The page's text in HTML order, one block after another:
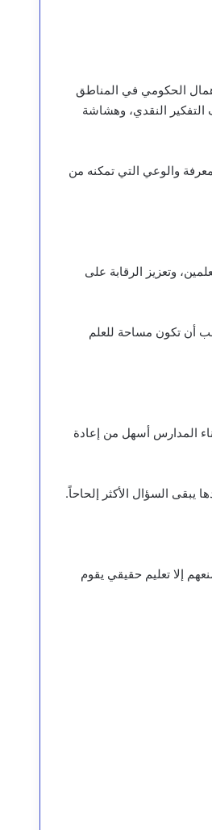
الحكومي في المناطق
التفكير النقدي، وهشاشة
والوعي التي تمكنه من
وتعزيز الرقابة على
أن تكون مساحة للعلم
المدارس أسهل من إعادة
يبقى السؤال الأكثر إلحاحاً.
إلا تعليم حقيقي يقوم